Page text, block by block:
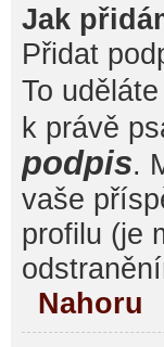
Jak
Přidat
To
k právě
podpis.
vaše
profilu (je
Nahoru